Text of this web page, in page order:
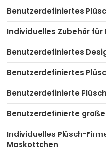
Benutzerdefiniertes
Individuelles Zubehör für
Benutzerdefiniertes
Benutzerdefiniertes
Benutzerdefinierte
Benutzerdefinierte
Individuelles Plüsch-
Maskottchen